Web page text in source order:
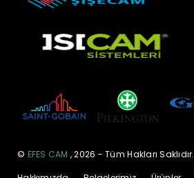
© EFES CAM , 2026 - Tüm Hakları Saklıdır.